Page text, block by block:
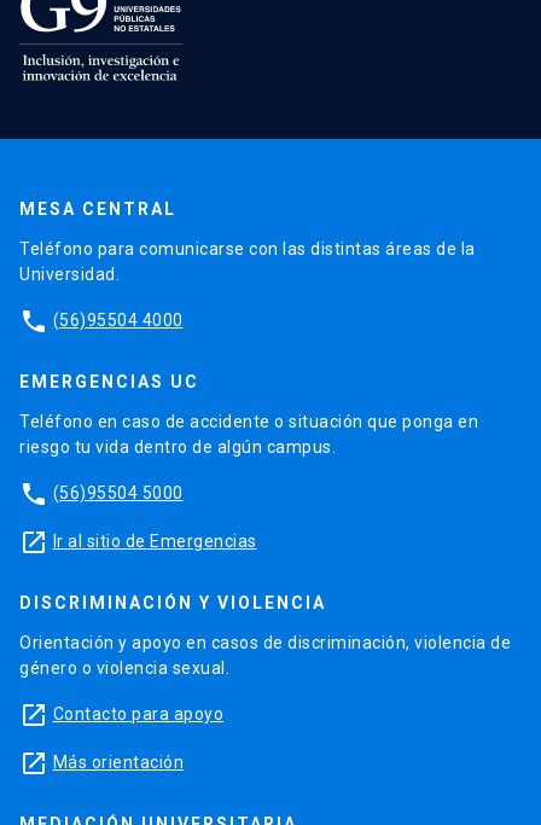
MESA CENTRAL
Teléfono para comunicarse con las distintas áreas de la
Universidad.
phone (56)95504 4000
EMERGENCIAS UC
Teléfono en caso de accidente o situación que ponga en
riesgo tu vida dentro de algún campus.
phone (56)95504 5000
launch Ir al sitio de Emergencias
DISCRIMINACIÓN Y VIOLENCIA
Orientación y apoyo en casos de discriminación, violencia de
género o violencia sexual.
launch Contacto para apoyo
launch Más orientación